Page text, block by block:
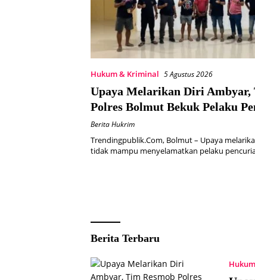
Hukum & Kriminal 5 Agustus 2026
Upaya Melarikan Diri Ambyar,
Polres Bolmut Bekuk Pelaku
Perahu di Daerah Buol
Berita Hukrim
Trendingpublik.Com, Bolmut – Upaya
tidak mampu menyelamatkan pelaku
Trendingpublik.com
Berita Terbaru